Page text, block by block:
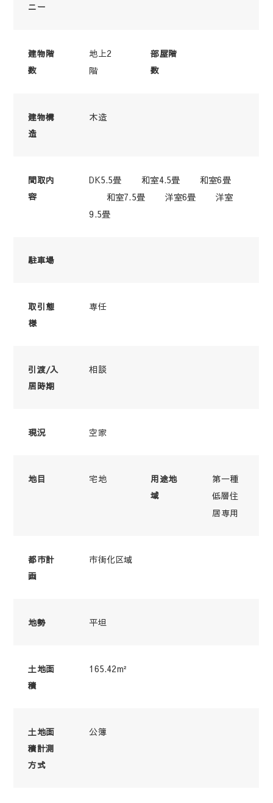
ニー
建物階
数
地上2
階
部屋階
数
建物構
造
木造
間取内
容
DK5.5畳 和室4.5畳 和室6畳
和室7.5畳 洋室6畳 洋室
9.5畳
駐車場
取引態
様
専任
引渡/入
居時期
相談
現況 空家
地目 宅地
用途地
域
第一種
低層住
居専用
都市計
画
市街化区域
地勢 平坦
土地面
積
165.42m²
土地面
積計測
方式
公簿